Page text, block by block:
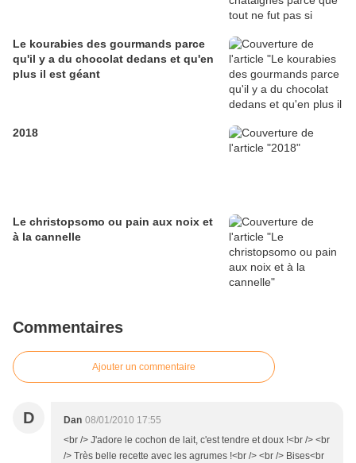
Le kourabies des gourmands parce
qu'il y a du chocolat dedans et qu'en
plus il est géant
2018
Le christopsomo ou pain aux noix et
à la cannelle
Commentaires
Ajouter un commentaire
D Dan 08/01/2010 17:55
<br /> J'adore le cochon de lait, c'est tendre et doux !<br /> <br
/> Très belle recette avec les agrumes !<br /> <br /> Bises<br